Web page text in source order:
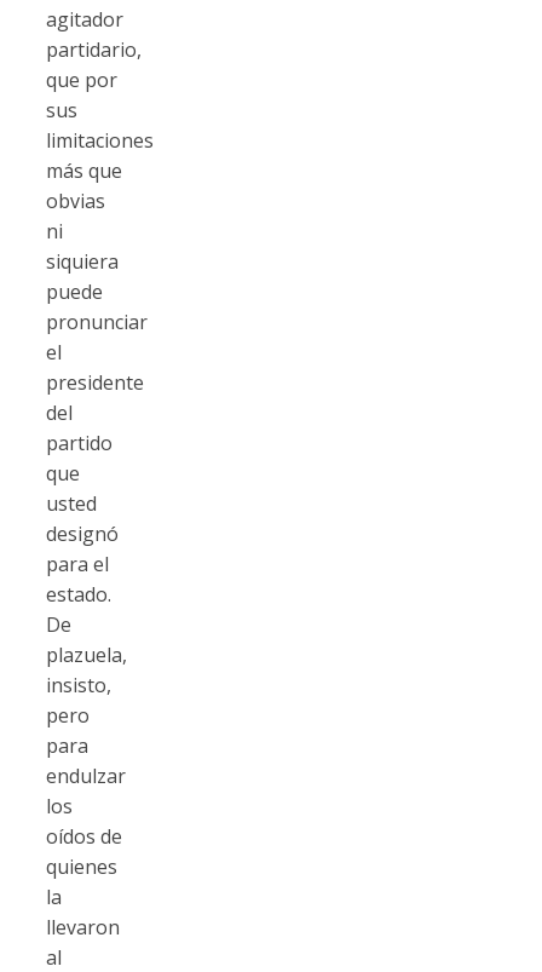
agitador
partidario,
que por
sus
limitaciones
más que
obvias
ni
siquiera
puede
pronunciar
el
presidente
del
partido
que
usted
designó
para el
estado.
De
plazuela,
insisto,
pero
para
endulzar
los
oídos de
quienes
la
llevaron
al